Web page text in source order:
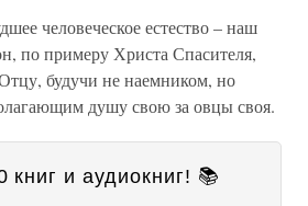
человеческое естество – наш
по примеру Христа Спасителя,
будучи не наемником, но
душу свою за овцы своя.
книг и аудиокниг! 📚